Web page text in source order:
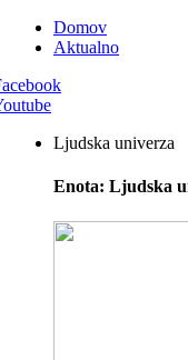
Domov
Aktualno
Ljudska univerza
Enota: Ljudska